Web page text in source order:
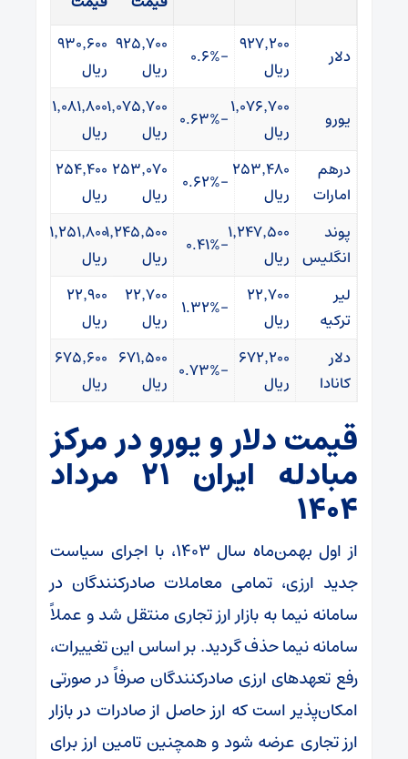
دلار
۹۲۷٬۲۰۰
ریال
-۰.۶%
۹۲۵٬۷۰۰
ریال
۹۳۰٬۶۰۰
ریال
یورو
۱٬۰۷۶٬۷۰۰
ریال
-۰.۶۳%
۱٬۰۷۵٬۷۰۰
ریال
۱٬۰۸۱٬۸۰۰
ریال
درهم
امارات
۲۵۳٬۴۸۰
ریال
-۰.۶۲%
۲۵۳٬۰۷۰
ریال
۲۵۴٬۴۰۰
ریال
پوند
انگلیس
۱٬۲۴۷٬۵۰۰
ریال
-۰.۴۱%
۱٬۲۴۵٬۵۰۰
ریال
۱٬۲۵۱٬۸۰۰
ریال
لیر
ترکیه
۲۲٬۷۰۰
ریال
-۱.۳۲%
۲۲٬۷۰۰
ریال
۲۲٬۹۰۰
ریال
دلار
کانادا
۶۷۲٬۲۰۰
ریال
-۰.۷۳%
۶۷۱٬۵۰۰
ریال
۶۷۵٬۶۰۰
ریال
قیمت دلار و یورو در مرکز
مبادله ایران ۲۱ مرداد
۱۴۰۴
از اول بهمن‌ماه سال ۱۴۰۳، با اجرای سیاست
جدید ارزی، تمامی معاملات صادرکنندگان در
سامانه نیما به بازار ارز تجاری منتقل شد و عملاً
سامانه نیما حذف گردید. بر اساس این تغییرات،
رفع تعهدهای ارزی صادرکنندگان صرفاً در صورتی
امکان‌پذیر است که ارز حاصل از صادرات در بازار
ارز تجاری عرضه شود و همچنین تامین ارز برای